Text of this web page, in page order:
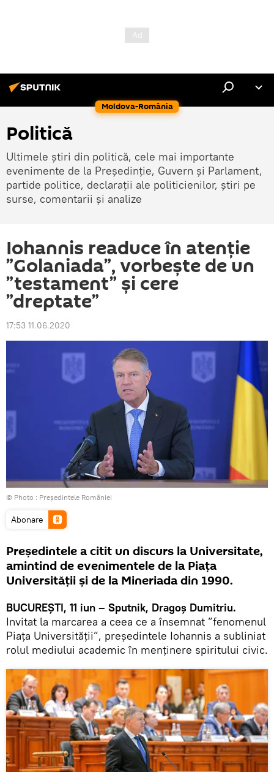
Moldova-România
Politică
Ultimele știri din politică, cele mai importante
evenimente de la Președinție, Guvern și Parlament,
partide politice, declarații ale politicienilor, știri pe
surse, comentarii și analize
Iohannis readuce în atenție
”Golaniada”, vorbește de un
”testament” și cere
”dreptate”
17:53 11.06.2020
© Photo : Președintele României
Abonare
Președintele a citit un discurs la Universitate,
amintind de evenimentele de la Piața
Universității și de la Mineriada din 1990.
BUCUREȘTI, 11 iun – Sputnik, Dragoș Dumitriu.
Invitat la marcarea a ceea ce a însemnat ”fenomenul
Piața Universității”, președintele Iohannis a subliniat
rolul mediului academic în menținere spiritului civic.